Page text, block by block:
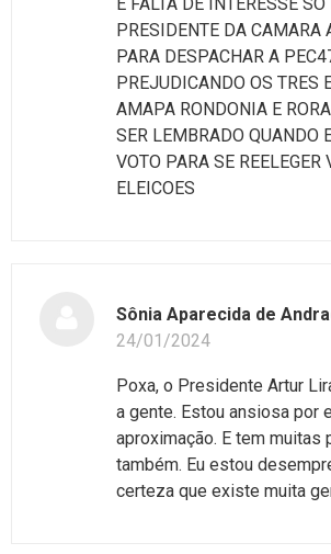
PRESIDENTE DA CAMARA
PARA DESPACHAR A
PREJUDICANDO OS TRES
AMAPA RONDONIA E
SER LEMBRADO QUANDO
VOTO PARA SE REELEGER
ELEICOES
Sônia Aparecida de
24/01/2024
Poxa, o Presidente Artur
a gente. Estou ansiosa por
aproximação. E tem muitas
também. Eu estou
certeza que existe muita